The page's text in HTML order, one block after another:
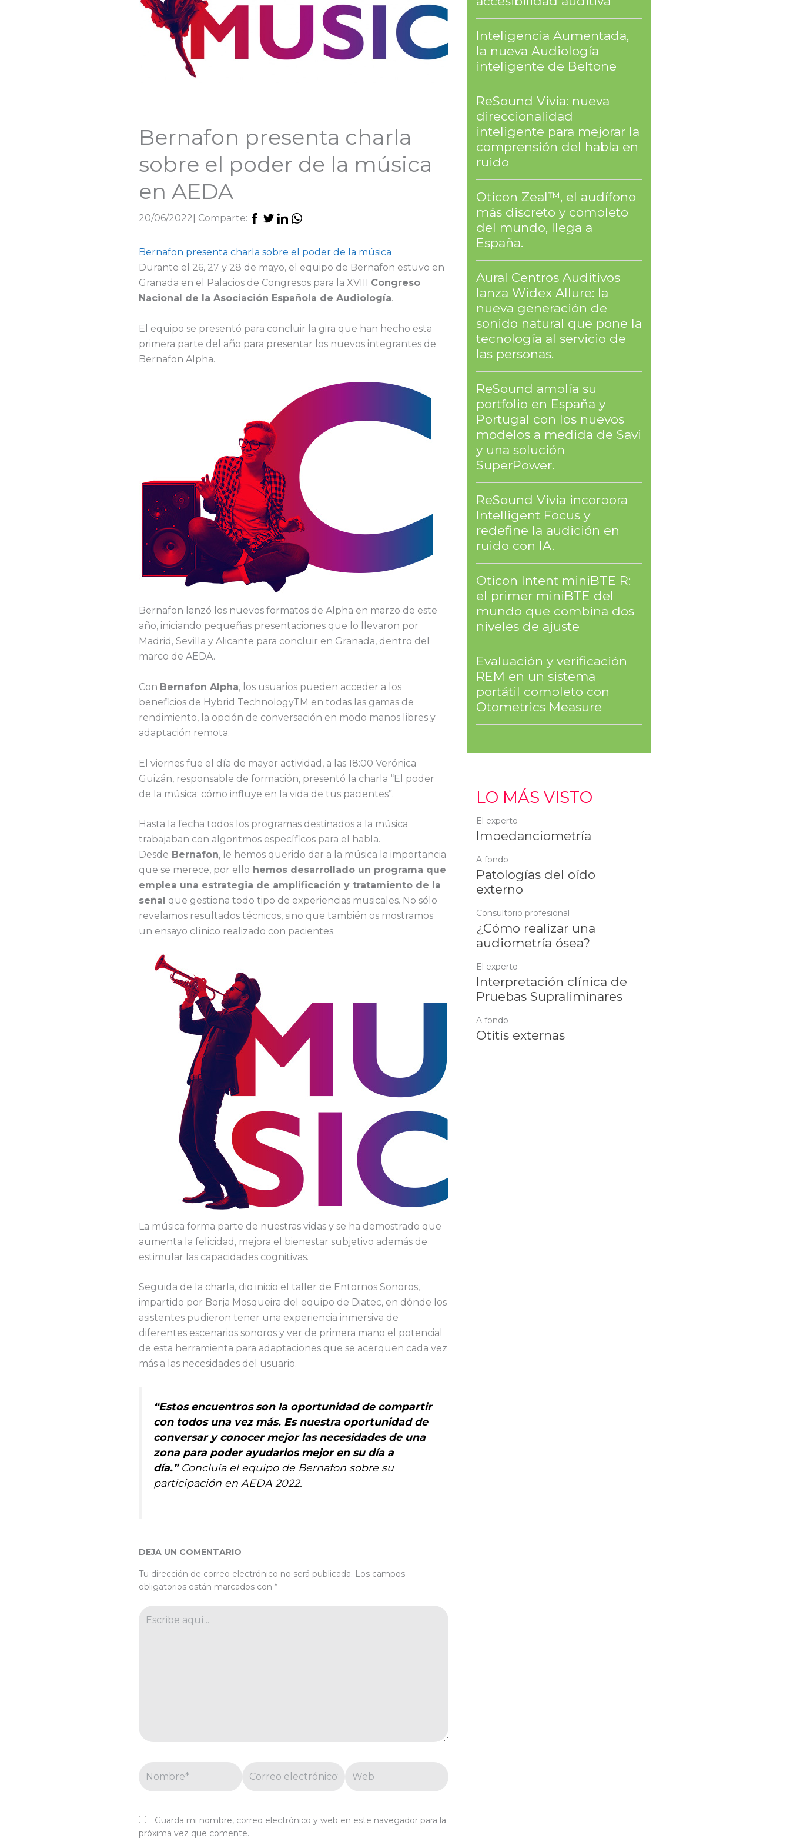
Bernafon presenta charla
sobre el poder de la música
en AEDA
20/06/2022 | Comparte:
Bernafon presenta charla sobre el poder de la música
Durante el 26, 27 y 28 de mayo, el equipo de Bernafon estuvo en
Granada en el Palacios de Congresos para la XVIII Congreso
Nacional de la Asociación Española de Audiología.
El equipo se presentó para concluir la gira que han hecho esta
primera parte del año para presentar los nuevos integrantes de
Bernafon Alpha.
Bernafon lanzó los nuevos formatos de Alpha en marzo de este
año, iniciando pequeñas presentaciones que lo llevaron por
Madrid, Sevilla y Alicante para concluir en Granada, dentro del
marco de AEDA.
Con Bernafon Alpha, los usuarios pueden acceder a los
beneficios de Hybrid TechnologyTM en todas las gamas de
rendimiento, la opción de conversación en modo manos libres y
adaptación remota.
El viernes fue el día de mayor actividad, a las 18:00 Verónica
Guizán, responsable de formación, presentó la charla “El poder
de la música: cómo influye en la vida de tus pacientes”.
Hasta la fecha todos los programas destinados a la música
trabajaban con algoritmos específicos para el habla.
Desde Bernafon, le hemos querido dar a la música la importancia
que se merece, por ello hemos desarrollado un programa que
emplea una estrategia de amplificación y tratamiento de la
señal que gestiona todo tipo de experiencias musicales. No sólo
revelamos resultados técnicos, sino que también os mostramos
un ensayo clínico realizado con pacientes.
La música forma parte de nuestras vidas y se ha demostrado que
aumenta la felicidad, mejora el bienestar subjetivo además de
estimular las capacidades cognitivas.
Seguida de la charla, dio inicio el taller de Entornos Sonoros,
impartido por Borja Mosqueira del equipo de Diatec, en dónde los
asistentes pudieron tener una experiencia inmersiva de
diferentes escenarios sonoros y ver de primera mano el potencial
de esta herramienta para adaptaciones que se acerquen cada vez
más a las necesidades del usuario.
“Estos encuentros son la oportunidad de compartir
con todos una vez más. Es nuestra oportunidad de
conversar y conocer mejor las necesidades de una
zona para poder ayudarlos mejor en su día a
día.”Concluía el equipo de Bernafon sobre su
participación en AEDA 2022.
DEJA UN COMENTARIO
Tu dirección de correo electrónico no será publicada. Los campos
obligatorios están marcados con *
Guarda mi nombre, correo electrónico y web en este navegador para la
próxima vez que comente.
Inteligencia Aumentada,
la nueva Audiología
inteligente de Beltone
ReSound Vivia: nueva
direccionalidad
inteligente para mejorar la
comprensión del habla en
ruido
Oticon Zeal™, el audífono
más discreto y completo
del mundo, llega a
España.
Aural Centros Auditivos
lanza Widex Allure: la
nueva generación de
sonido natural que pone la
tecnología al servicio de
las personas.
ReSound amplía su
portfolio en España y
Portugal con los nuevos
modelos a medida de Savi
y una solución
SuperPower.
ReSound Vivia incorpora
Intelligent Focus y
redefine la audición en
ruido con IA.
Oticon Intent miniBTE R:
el primer miniBTE del
mundo que combina dos
niveles de ajuste
Evaluación y verificación
REM en un sistema
portátil completo con
Otometrics Measure
LO MÁS VISTO
El experto
Impedanciometría
A fondo
Patologías del oído
externo
Consultorio profesional
¿Cómo realizar una
audiometría ósea?
El experto
Interpretación clínica de
Pruebas Supraliminares
A fondo
Otitis externas